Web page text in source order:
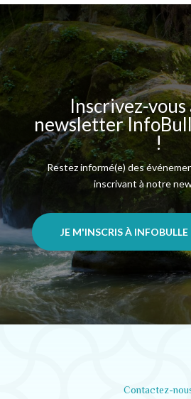
Inscrivez-
newsletter
!
Restez informé(e) des
inscrivant à notre
JE M'INSCRIS À INFOBULLE
Contactez-